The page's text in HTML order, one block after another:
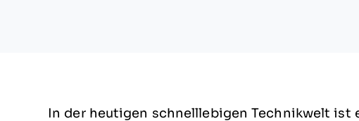
In der heutigen schnelllebigen Technikwelt ist